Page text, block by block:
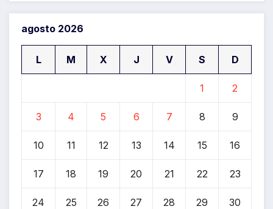
agosto 2026
L M X J V S D
1 2
3 4 5 6 7 8 9
10 11 12 13 14 15 16
17 18 19 20 21 22 23
24 25 26 27 28 29 30